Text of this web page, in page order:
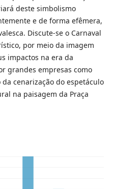
deste simbolismo
e de forma efêmera,
Discute-se o Carnaval
por meio da imagem
impactos na era da
grandes empresas como
cenarização do espetáculo
na paisagem da Praça